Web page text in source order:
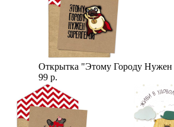
Открытка "Этому Городу Нужен
99 р.